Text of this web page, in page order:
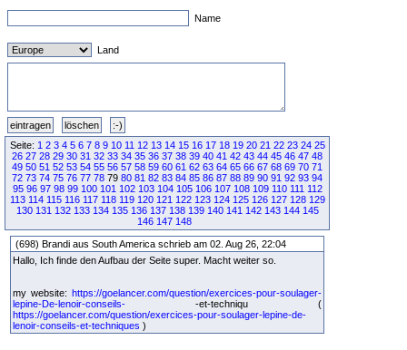
Name
Land
Seite: 1 2 3 4 5 6 7 8 9 10 11 12 13 14 15 16 17 18 19 20 21 22 23 24 25
26 27 28 29 30 31 32 33 34 35 36 37 38 39 40 41 42 43 44 45 46 47 48
49 50 51 52 53 54 55 56 57 58 59 60 61 62 63 64 65 66 67 68 69 70 71
72 73 74 75 76 77 78 79 80 81 82 83 84 85 86 87 88 89 90 91 92 93 94
95 96 97 98 99 100 101 102 103 104 105 106 107 108 109 110 111 112
113 114 115 116 117 118 119 120 121 122 123 124 125 126 127 128 129
130 131 132 133 134 135 136 137 138 139 140 141 142 143 144 145
146 147 148
(698) Brandi aus South America schrieb am 02. Aug 26, 22:04
Hallo, Ich finde den Aufbau der Seite super. Macht weiter so.
my website: https://goelancer.com/question/exercices-pour-soulager-
lepine-De-lenoir-conseils- -et-techniqu (
https://goelancer.com/question/exercices-pour-soulager-lepine-de-
lenoir-conseils-et-techniques )